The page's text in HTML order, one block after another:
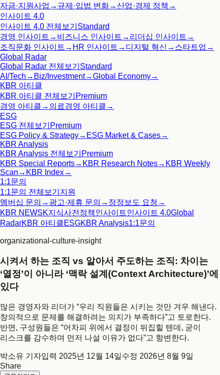
자금·지원사업 → 규제·입법 변화→산업·경제 정책 →
인사이트 4.0
인사이트 4.0 전체보기 Standard
경영 인사이트 → 비즈니스 인사이트 → 리더십 인사이트 →
조직문화 인사이트 → HR 인사이트 → 디지털 혁신 → 스타트업 →
Global Radar
Global Radar 전체보기 Standard
AI/Tech → Biz/Investment→Global Economy→
KBR 아티클
KBR 아티클 전체보기 Premium
경영 아티클 → 의료경영 아티클 →
ESG
ESG 전체보기 Premium
ESG Policy & Strategy→ ESG Market & Cases→
KBR Analysis
KBR Analysis 전체보기 Premium
KBR Special Reports→ KBR Research Notes→ KBR Weekly
Scan → KBR Index→
1:1문의
1:1문의 전체보기 지원
멤버십 문의 → 광고·제휴 문의 → 정정보도 요청 →
KBR NEWSK지식사전 정책인사이트인사이트 4.0Global
RadarKBR 아티클ESGKBR Analysis1:1문의
organizational-culture-insight
시켜서 하는 조직 vs 알아서 주도하는 조직: 차이는
‘열정’이 아니라 ‘맥락 설계(Context Architecture)’에
있다
많은 경영자와 리더가 “우리 직원들은 시키는 것만 겨우 해낸다.
창의적으로 문제를 해결하려는 의지가 부족하다”고 토로한다.
반면, 구성원들은 “어차피 위에서 결정이 뒤집힐 텐데, 굳이
리스크를 감수하며 먼저 나설 이유가 없다”고 항변한다.
박소유 기자입력 2025년 12월 14일수정 2026년 8월 9일
Share